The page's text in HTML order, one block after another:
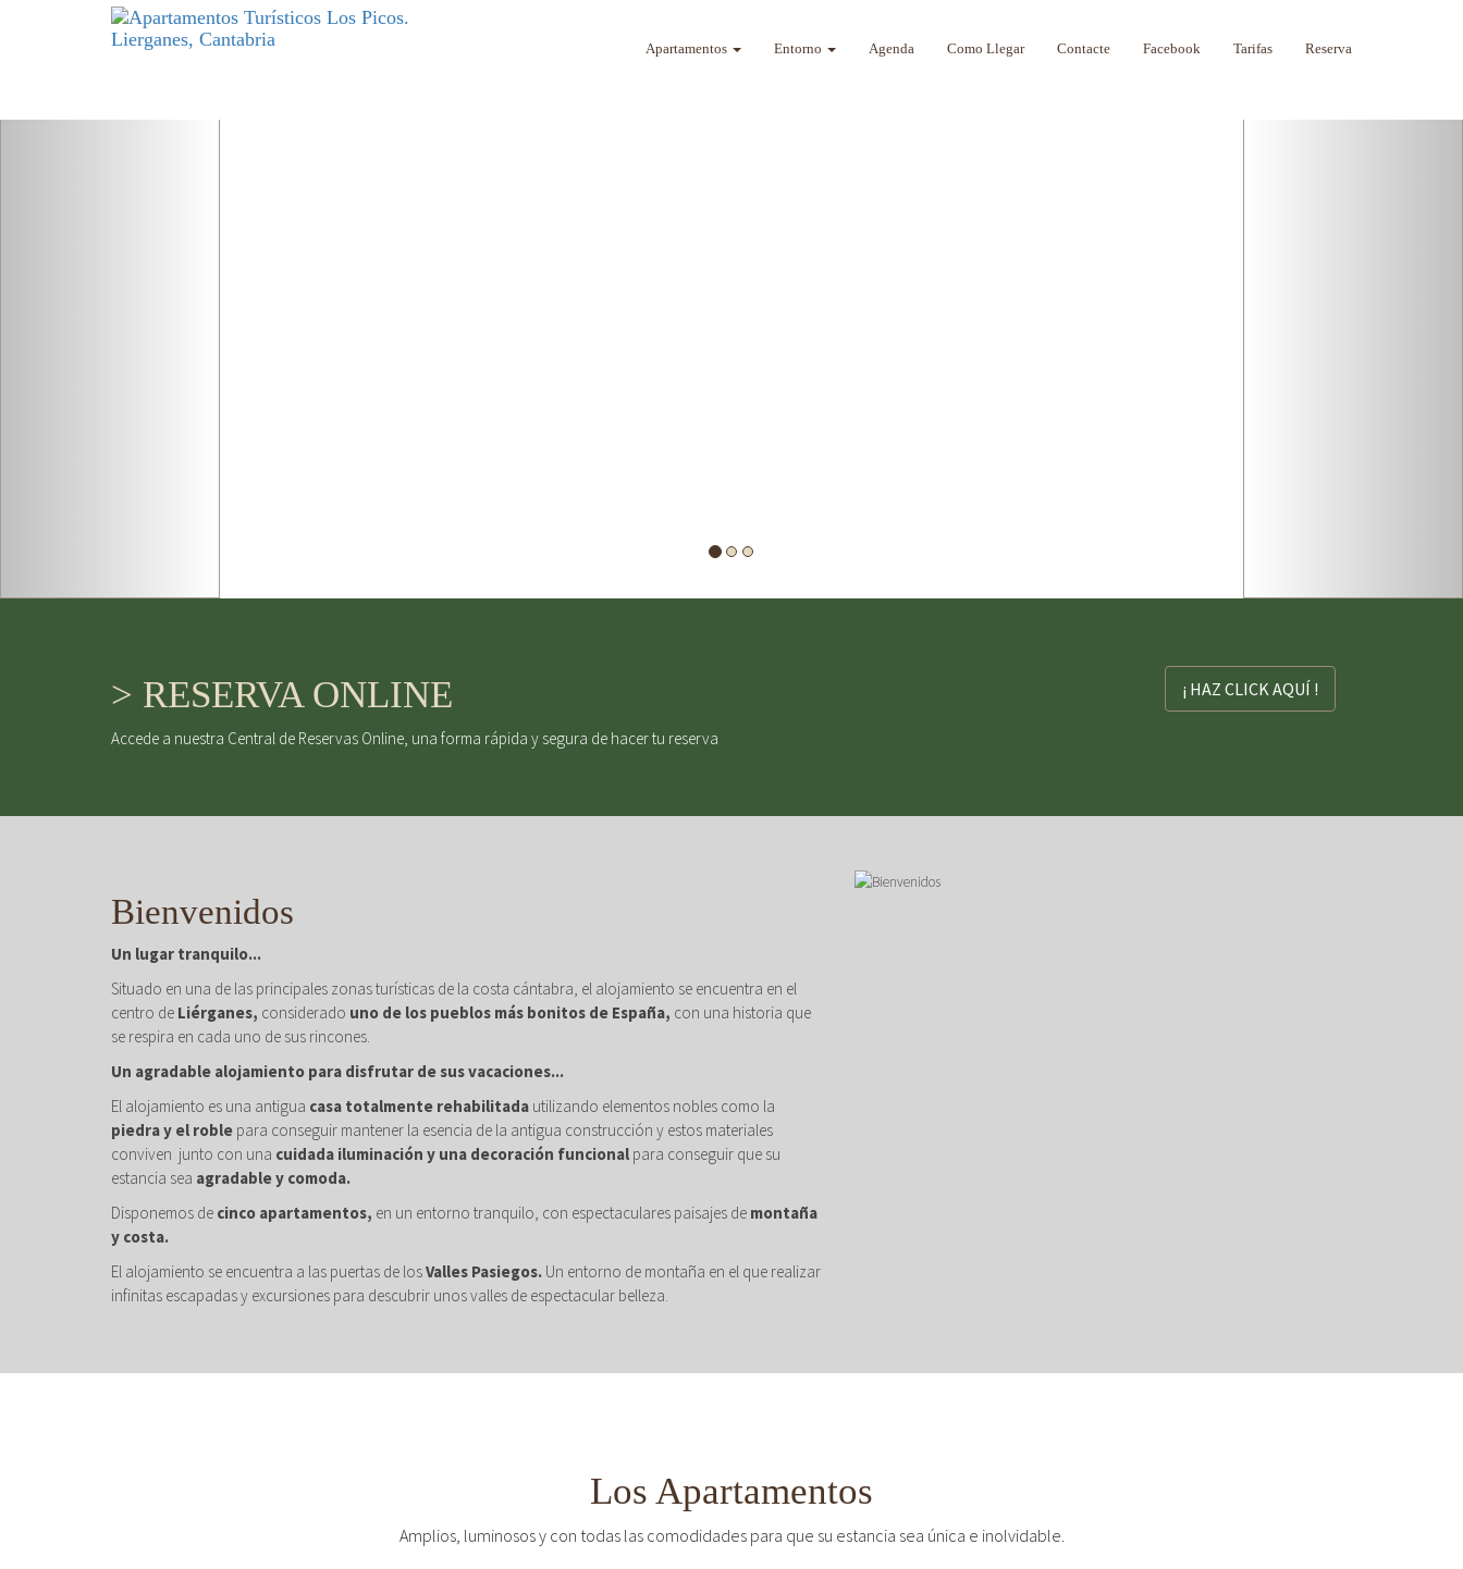
Apartamentos Entorno Agenda Como Llegar Contacte Facebook Tarifas Reserva
DESCANSO
y excelencia para sus sentidos
Previous
> RESERVA ONLINE
Accede a nuestra Central de Reservas Online, una forma rápida y segura de hacer tu reserva
¡ HAZ CLICK AQUÍ !
Bienvenidos
Un lugar tranquilo...
Situado en una de las principales zonas turísticas de la costa cántabra, el alojamiento se encuentra en el
centro de Liérganes, considerado uno de los pueblos más bonitos de España, con una historia que
se respira en cada uno de sus rincones.
Un agradable alojamiento para disfrutar de sus vacaciones...
El alojamiento es una antigua casa totalmente rehabilitada utilizando elementos nobles como la
piedra y el roble para conseguir mantener la esencia de la antigua construcción y estos materiales
conviven junto con una cuidada iluminación y una decoración funcional para conseguir que su
estancia sea agradable y comoda.
Disponemos de cinco apartamentos, en un entorno tranquilo, con espectaculares paisajes de montaña
y costa.
El alojamiento se encuentra a las puertas de losValles Pasiegos. Un entorno de montaña en el que realizar
infinitas escapadas y excursiones para descubrir unos valles de espectacular belleza.
Los Apartamentos
Amplios, luminosos y con todas las comodidades para que su estancia sea única e inolvidable.